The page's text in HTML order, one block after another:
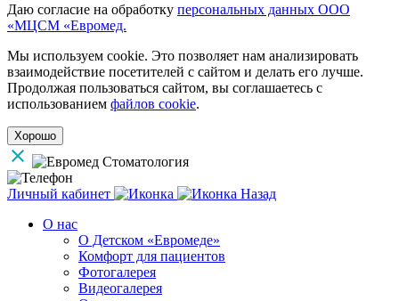
Даю согласие на обработку персональных данных ООО
«МЦСМ «Евромед.
Мы используем cookie. Это позволяет нам анализировать
взаимодействие посетителей с сайтом и делать его лучше.
Продолжая пользоваться сайтом, вы соглашаетесь с
использованием файлов cookie.
Хорошо
Личный кабинет
Назад
О нас
О Детском «Евромеде»
Комфорт для пациентов
Фотогалерея
Видеогалерея